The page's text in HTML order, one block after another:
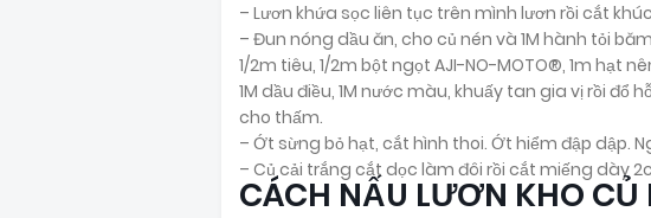
– Lươn khứa sọc liên tục trên mình lươn rồi cắt
– Đun nóng dầu ăn, cho củ nén và 1M hành tỏi
1/2m tiêu, 1/2m bột ngọt AJI-NO-MOTO®, 1m hạt
1M dầu điều, 1M nước màu, khuấy tan gia vị rồi đổ
cho thấm.
– Ớt sừng bỏ hạt, cắt hình thoi. Ớt hiểm đập dập.
– Củ cải trắng cắt dọc làm đôi rồi cắt miếng dày
CÁCH NẤU LƯƠN KHO CỦ